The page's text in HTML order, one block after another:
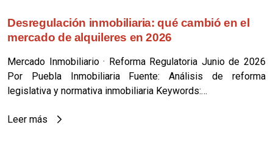
Desregulación inmobiliaria: qué cambió en el
mercado de alquileres en 2026
Mercado Inmobiliario · Reforma Regulatoria Junio de 2026
Por Puebla Inmobiliaria Fuente: Análisis de reforma
legislativa y normativa inmobiliaria Keywords:…
Leer más